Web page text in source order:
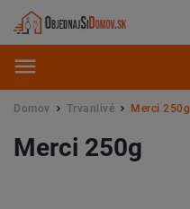
Domov / Trvanlivé / Merci 250g
Merci 250g